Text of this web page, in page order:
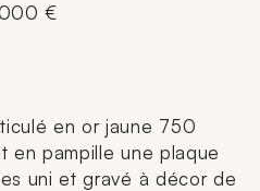
€
en or jaune 750
en pampille une plaque
uni et gravé à décor de